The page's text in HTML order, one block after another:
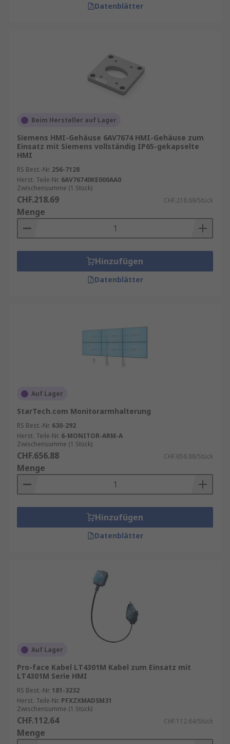
Datenblätter
Beim Hersteller auf Lager
Siemens HMI-Gehäuse 6AV7674 HMI-Gehäuse zum
Einsatz mit Siemens vollständig IP65-gekapselte
HMI
RS Best.-Nr. 256-7128
Herst. Teile-Nr. 6AV76740KE000AA0
Zwischensumme (1 Stück)
CHF.218.69 CHF.218.69/Stück
Menge
Hinzufügen
Datenblätter
Auf Lager
StarTech.com Monitorarmhalterung
RS Best.-Nr. 630-292
Herst. Teile-Nr. 6-MONITOR-ARM-A
Zwischensumme (1 Stück)
CHF.656.88 CHF.656.88/Stück
Menge
Hinzufügen
Datenblätter
Auf Lager
Pro-face Kabel LT4301M Kabel zum Einsatz mit
LT4301M Serie HMI
RS Best.-Nr. 181-3232
Herst. Teile-Nr. PFXZXMADSM31
Zwischensumme (1 Stück)
CHF.112.64 CHF.112.64/Stück
Menge